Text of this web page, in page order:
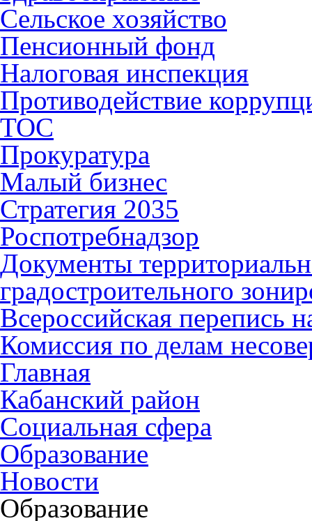
Сельское хозяйство
Пенсионный фонд
Налоговая инспекция
Противодействие
ТОС
Прокуратура
Малый бизнес
Стратегия 2035
Роспотребнадзор
Документы
градостроительного
Всероссийская перепись
Комиссия по делам
Главная
Кабанский район
Социальная сфера
Образование
Новости
Образование